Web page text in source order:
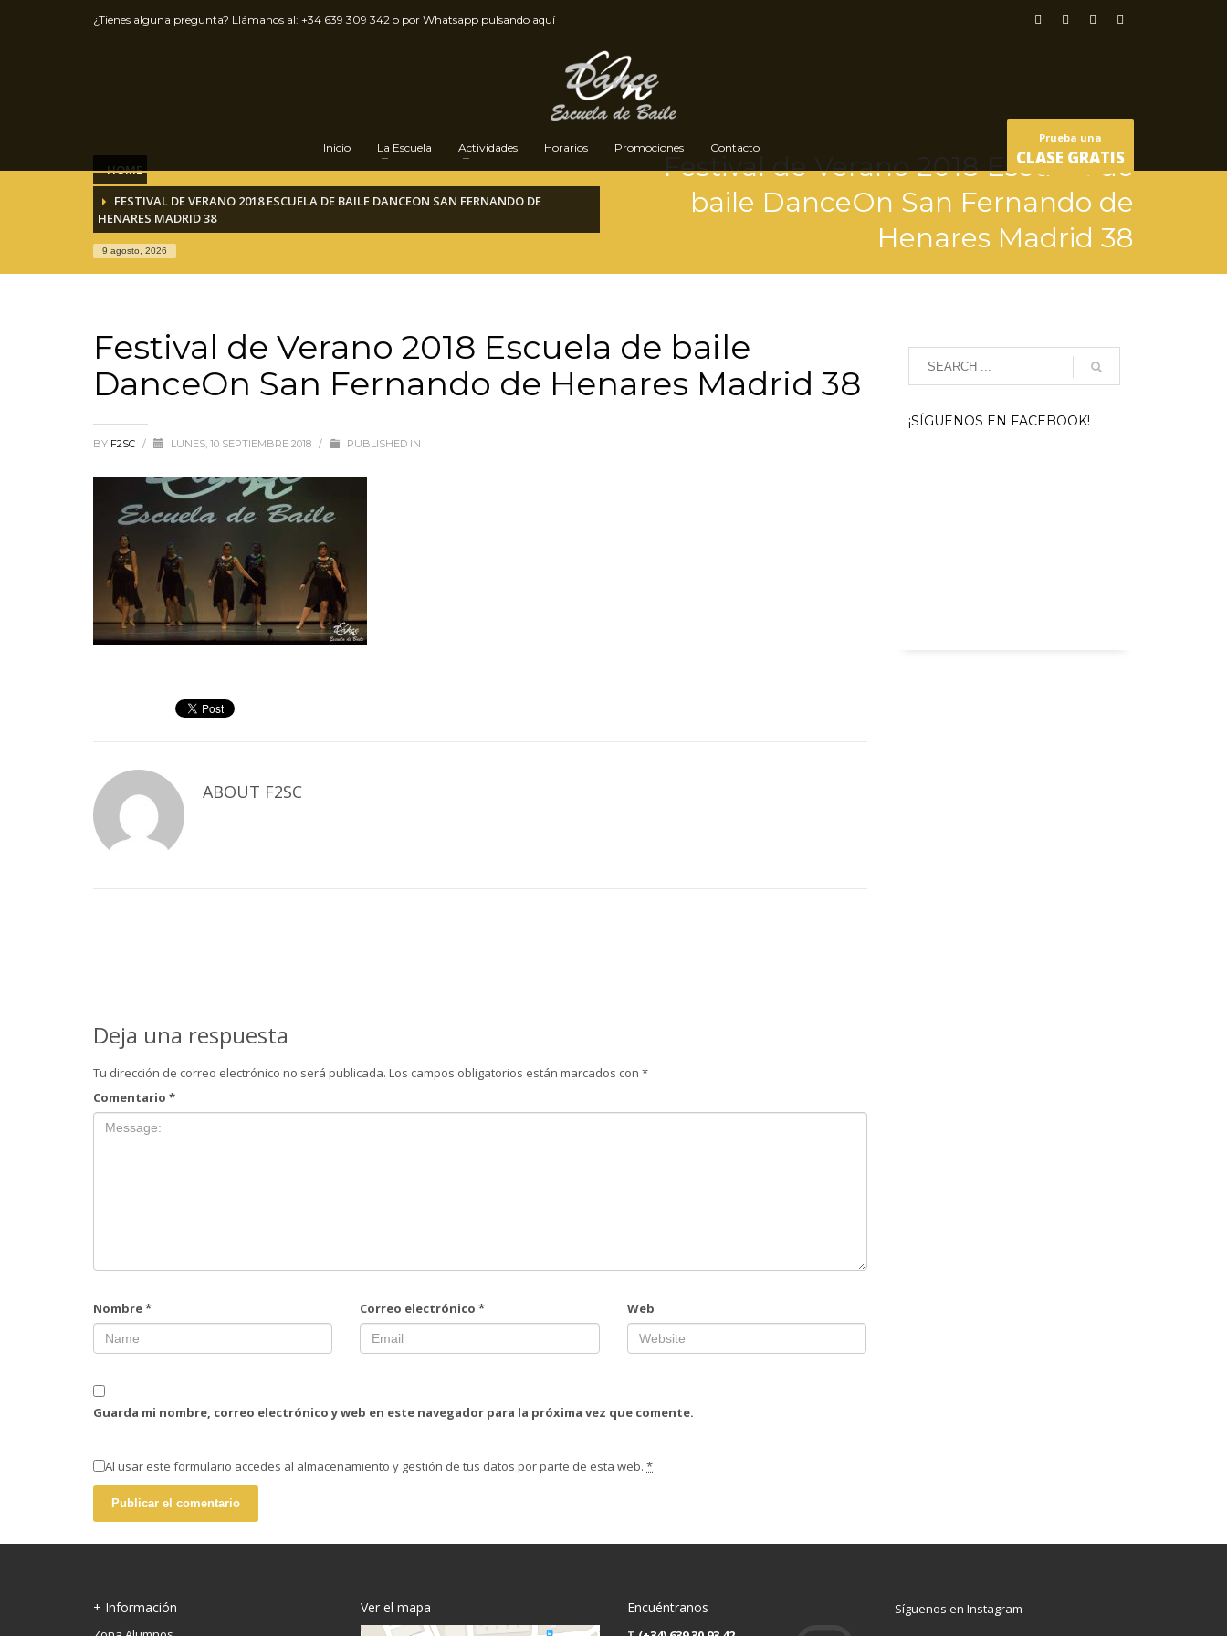
¿Tienes alguna pregunta? Llámanos al: +34 639 309 342 o por Whatsapp pulsando aquí
Inicio La Escuela Actividades Horarios Promociones Contacto
Prueba una
CLASE GRATIS
HOME
FESTIVAL DE VERANO 2018 ESCUELA DE BAILE DANCEON SAN FERNANDO DE
HENARES MADRID 38
9 agosto, 2026
Festival de Verano 2018 Escuela de
baile DanceOn San Fernando de
Henares Madrid 38
Festival de Verano 2018 Escuela de baile
DanceOn San Fernando de Henares Madrid 38
BY F2SC / LUNES, 10 SEPTIEMBRE 2018 / PUBLISHED IN
ABOUT F2SC
Deja una respuesta
Tu dirección de correo electrónico no será publicada. Los campos obligatorios están marcados con *
Comentario *
Nombre* Correo electrónico* Web
Guarda mi nombre, correo electrónico y web en este navegador para la próxima vez que comente.
Al usar este formulario accedes al almacenamiento y gestión de tus datos por parte de esta web. *
¡SÍGUENOS EN FACEBOOK!
+ Información Ver el mapa Encuéntranos Síguenos en Instagram